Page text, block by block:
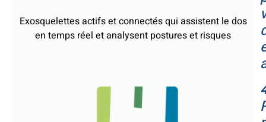
Exosquelettes actifs et connectés qui assistent le dos
en temps réel et analysent postures et risques